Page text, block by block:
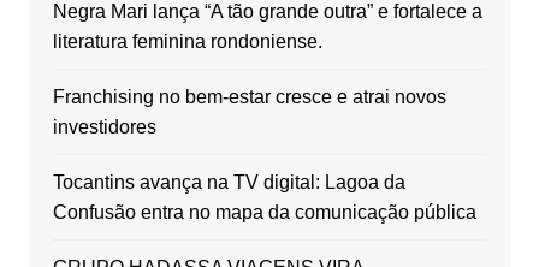
Negra Mari lança “A tão grande outra” e fortalece a
literatura feminina rondoniense.
Franchising no bem-estar cresce e atrai novos
investidores
Tocantins avança na TV digital: Lagoa da
Confusão entra no mapa da comunicação pública